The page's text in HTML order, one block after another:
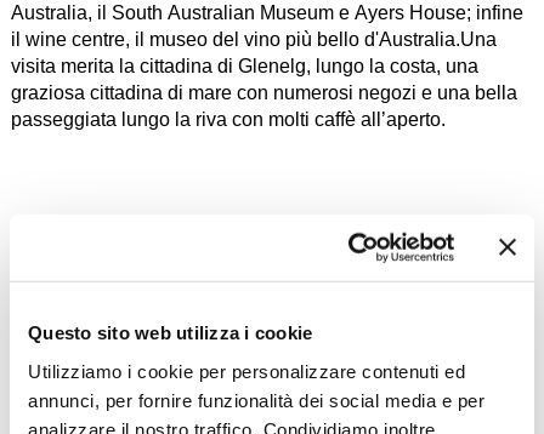
Questo sito web utilizza i cookie
Utilizziamo i cookie per personalizzare contenuti ed
annunci, per fornire funzionalità dei social media e per
analizzare il nostro traffico. Condividiamo inoltre
Australia, il South Australian Museum e Ayers House; infine
il wine centre, il museo del vino più bello d'Australia.Una
visita merita la cittadina di Glenelg, lungo la costa, una
graziosa cittadina di mare con numerosi negozi e una bella
passeggiata lungo la riva con molti caffè all’aperto.